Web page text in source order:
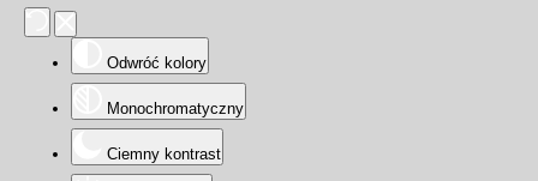
Odwróć kolory
Monochromatyczny
Ciemny kontrast